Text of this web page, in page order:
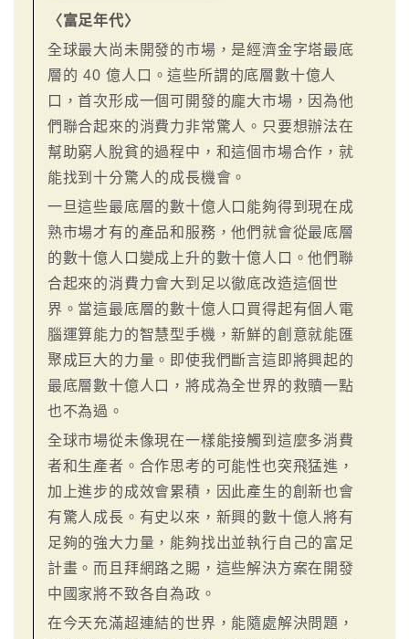
〈富足年代〉
全球最大尚未開發的市場，是經濟金字塔最底
層的 40 億人口。這些所謂的底層數十億人
口，首次形成一個可開發的龐大市場，因為他
們聯合起來的消費力非常驚人。只要想辦法在
幫助窮人脫貧的過程中，和這個市場合作，就
能找到十分驚人的成長機會。
一旦這些最底層的數十億人口能夠得到現在成
熟市場才有的產品和服務，他們就會從最底層
的數十億人口變成上升的數十億人口。他們聯
合起來的消費力會大到足以徹底改造這個世
界。當這最底層的數十億人口買得起有個人電
腦運算能力的智慧型手機，新鮮的創意就能匯
聚成巨大的力量。即使我們斷言這即將興起的
最底層數十億人口，將成為全世界的救贖一點
也不為過。
全球市場從未像現在一樣能接觸到這麼多消費
者和生產者。合作思考的可能性也突飛猛進，
加上進步的成效會累積，因此產生的創新也會
有驚人成長。有史以來，新興的數十億人將有
足夠的強大力量，能夠找出並執行自己的富足
計畫。而且拜網路之賜，這些解決方案在開發
中國家將不致各自為政。
在今天充滿超連結的世界，能隨處解決問題，